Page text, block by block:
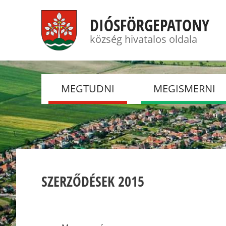
DIÓSFÖRGEPATONY
község hivatalos oldala
MEGTUDNI
HÍREK
TÖRTÉNELEM
ESEMÉNYEK
MEGISMERNI
FOTÓGALÉRIÁK
DSC
SZERZŐDÉSEK 2015